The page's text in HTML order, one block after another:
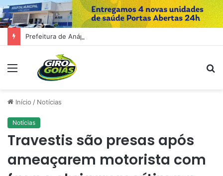
Menu
Início / Notícias
Notícias
Travestis são presas após
ameaçarem motorista com